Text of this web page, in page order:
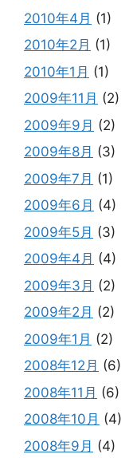
2010年4月 (1)
2010年2月 (1)
2010年1月 (1)
2009年11月 (2)
2009年9月 (2)
2009年8月 (3)
2009年7月 (1)
2009年6月 (4)
2009年5月 (3)
2009年4月 (4)
2009年3月 (2)
2009年2月 (2)
2009年1月 (2)
2008年12月 (6)
2008年11月 (6)
2008年10月 (4)
2008年9月 (4)